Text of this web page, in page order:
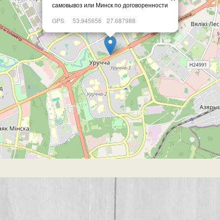
самовывоз или Минск по договоренности
GPS
53.945656 27.687988